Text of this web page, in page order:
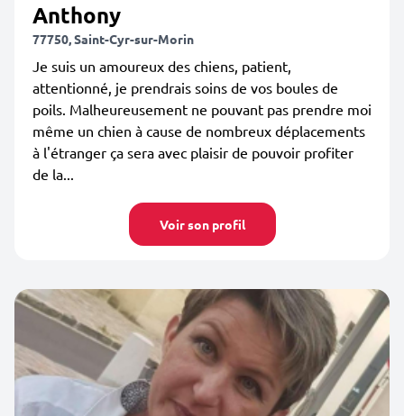
Anthony
77750, Saint-Cyr-sur-Morin
Je suis un amoureux des chiens, patient,
attentionné, je prendrais soins de vos boules de
poils. Malheureusement ne pouvant pas prendre moi
même un chien à cause de nombreux déplacements
à l'étranger ça sera avec plaisir de pouvoir profiter
de la...
Voir son profil